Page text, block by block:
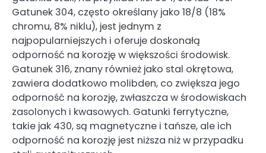
Gatunek 304, często określany jako 18/8 (18%
chromu, 8% niklu), jest jednym z
najpopularniejszych i oferuje doskonałą
odporność na korozję w większości środowisk.
Gatunek 316, znany również jako stal okrętowa,
zawiera dodatkowo molibden, co zwiększa jego
odporność na korozję, zwłaszcza w środowiskach
zasolonych i kwasowych. Gatunki ferrytyczne,
takie jak 430, są magnetyczne i tańsze, ale ich
odporność na korozję jest niższa niż w przypadku